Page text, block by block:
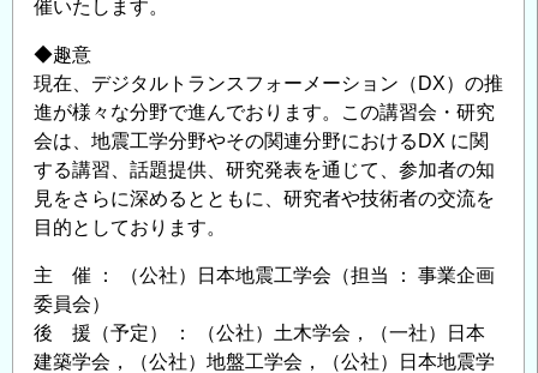
催いたします。
◆趣意
現在、デジタルトランスフォーメーション（DX）の推
進が様々な分野で進んでおります。この講習会・研究
会は、地震工学分野やその関連分野におけるDX に関
する講習、話題提供、研究発表を通じて、参加者の知
見をさらに深めるとともに、研究者や技術者の交流を
目的としております。
主 催 ： （公社）日本地震工学会（担当 ： 事業企画
委員会）
後 援（予定） ： （公社）土木学会，（一社）日本
建築学会，（公社）地盤工学会，（公社）日本地震学